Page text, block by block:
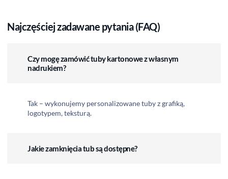
Najczęściej zadawane pytania (FAQ)
Czy mogę zamówić tuby kartonowe z własnym
nadrukiem?
Tak – wykonujemy personalizowane tuby z grafiką,
logotypem, teksturą.
Jakie zamknięcia tub są dostępne?